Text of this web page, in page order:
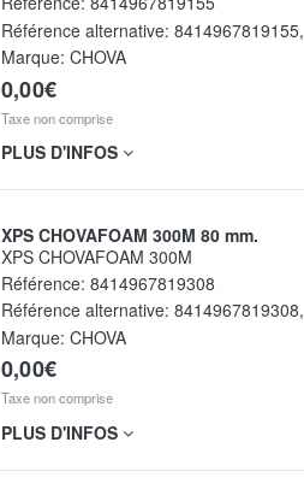
Référence alternative: 8414967819155,
Marque: CHOVA
0,00€
Taxe non comprise
PLUS D'INFOS
XPS CHOVAFOAM 300M 80 mm.
XPS CHOVAFOAM 300M
Référence: 8414967819308
Référence alternative: 8414967819308,
Marque: CHOVA
0,00€
Taxe non comprise
PLUS D'INFOS